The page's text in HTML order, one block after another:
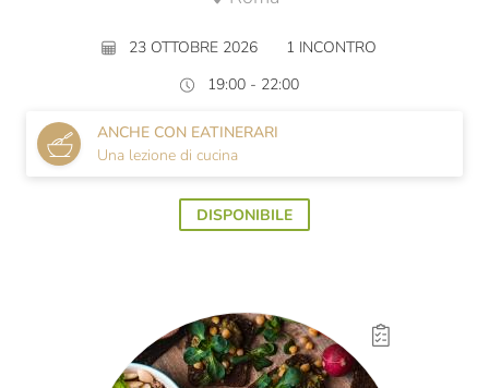
23 OTTOBRE 2026
1 INCONTRO
19:00 - 22:00
ANCHE CON EATINERARI
Una lezione di cucina
DISPONIBILE